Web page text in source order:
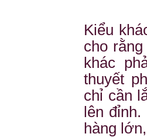
Kiểu
cho
khác
thuyết
chỉ cần
lên
hàng